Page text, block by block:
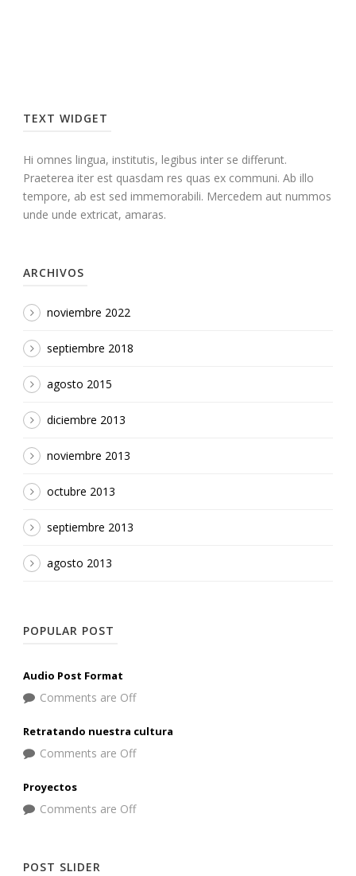
TEXT WIDGET
Hi omnes lingua, institutis, legibus inter se differunt.
Praeterea iter est quasdam res quas ex communi. Ab illo
tempore, ab est sed immemorabili. Mercedem aut nummos
unde unde extricat, amaras.
ARCHIVOS
noviembre 2022
septiembre 2018
agosto 2015
diciembre 2013
noviembre 2013
octubre 2013
septiembre 2013
agosto 2013
POPULAR POST
Audio Post Format
Comments are Off
Retratando nuestra cultura
Comments are Off
Proyectos
Comments are Off
POST SLIDER